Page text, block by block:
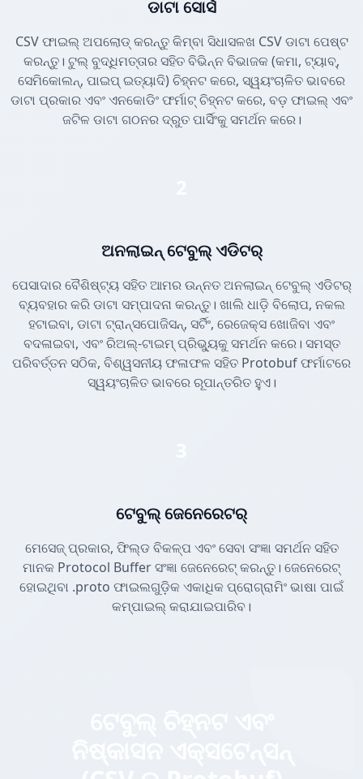
ଡାଟା ସୋର୍ସ
CSV ଫାଇଲ୍ ଅପଲୋଡ୍ କରନ୍ତୁ କିମ୍ବା ସିଧାସଳଖ CSV ଡାଟା ପେଷ୍ଟ
କରନ୍ତୁ। ଟୁଲ୍ ବୁଦ୍ଧିମତ୍ତାର ସହିତ ବିଭିନ୍ନ ବିଭାଜକ (କମା, ଟ୍ୟାବ୍,
ସେମିକୋଲନ୍, ପାଇପ୍ ଇତ୍ୟାଦି) ଚିହ୍ନଟ କରେ, ସ୍ୱୟଂଚାଳିତ ଭାବରେ
ଡାଟା ପ୍ରକାର ଏବଂ ଏନକୋଡିଂ ଫର୍ମାଟ୍ ଚିହ୍ନଟ କରେ, ବଡ଼ ଫାଇଲ୍ ଏବଂ
ଜଟିଳ ଡାଟା ଗଠନର ଦ୍ରୁତ ପାର୍ସିଂକୁ ସମର୍ଥନ କରେ।
ଅନଲାଇନ୍ ଟେବୁଲ୍ ଏଡିଟର୍
ପେସାଦାର ବୈଶିଷ୍ଟ୍ୟ ସହିତ ଆମର ଉନ୍ନତ ଅନଲାଇନ୍ ଟେବୁଲ୍ ଏଡିଟର୍
ବ୍ୟବହାର କରି ଡାଟା ସମ୍ପାଦନା କରନ୍ତୁ। ଖାଲି ଧାଡ଼ି ବିଲୋପ, ନକଲ
ହଟାଇବା, ଡାଟା ଟ୍ରାନ୍ସପୋଜିସନ୍, ସର୍ଟିଂ, ରେଜେକ୍ସ ଖୋଜିବା ଏବଂ
ବଦଳାଇବା, ଏବଂ ରିଅଲ୍-ଟାଇମ୍ ପ୍ରିଭ୍ୟୁକୁ ସମର୍ଥନ କରେ। ସମସ୍ତ
ପରିବର୍ତ୍ତନ ସଠିକ, ବିଶ୍ୱସନୀୟ ଫଳାଫଳ ସହିତ Protobuf ଫର୍ମାଟରେ
ସ୍ୱୟଂଚାଳିତ ଭାବରେ ରୂପାନ୍ତରିତ ହୁଏ।
ଟେବୁଲ୍ ଜେନେରେଟର୍
ମେସେଜ୍ ପ୍ରକାର, ଫିଲ୍ଡ ବିକଳ୍ପ ଏବଂ ସେବା ସଂଜ୍ଞା ସମର୍ଥନ ସହିତ
ମାନକ Protocol Buffer ସଂଜ୍ଞା ଜେନେରେଟ୍ କରନ୍ତୁ। ଜେନେରେଟ୍
ହୋଇଥିବା .proto ଫାଇଲଗୁଡ଼ିକ ଏକାଧିକ ପ୍ରୋଗ୍ରାମିଂ ଭାଷା ପାଇଁ
କମ୍ପାଇଲ୍ କରାଯାଇପାରିବ।